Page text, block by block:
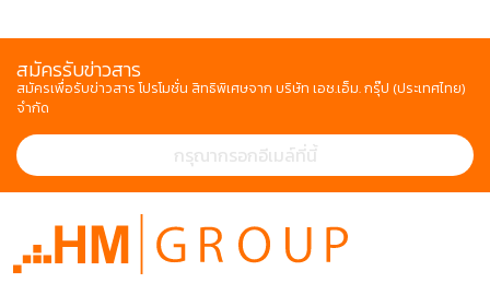
สมัครรับข่าวสาร
สมัครเพื่อรับข่าวสาร โปรโมชั่น สิทธิพิเศษจาก บริษัท เอช.เอ็ม. กรุ๊ป (ประเทศไทย)
จำกัด